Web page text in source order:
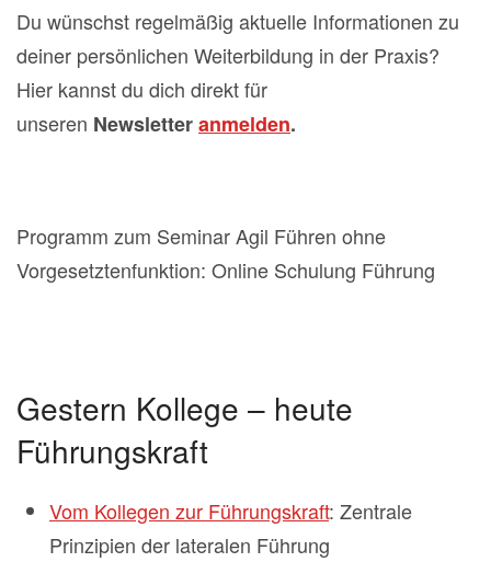
Du wünschst regelmäßig aktuelle Informationen zu
deiner persönlichen Weiterbildung in der Praxis?
Hier kannst du dich direkt für
unseren Newsletteranmelden.
Programm zum Seminar Agil Führen ohne
Vorgesetztenfunktion: Online Schulung Führung
Gestern Kollege – heute
Führungskraft
Vom Kollegen zur Führungskraft: Zentrale
Prinzipien der lateralen Führung